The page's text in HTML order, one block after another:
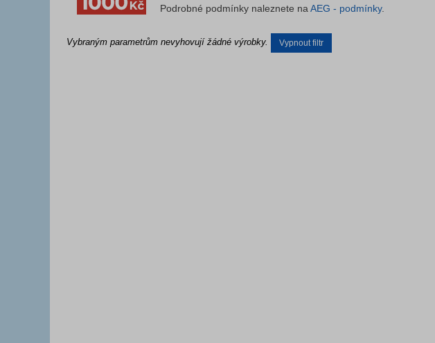
Podrobné podmínky naleznete na AEG - podmínky.
Vybraným parametrům nevyhovují žádné výrobky. Vypnout filtr